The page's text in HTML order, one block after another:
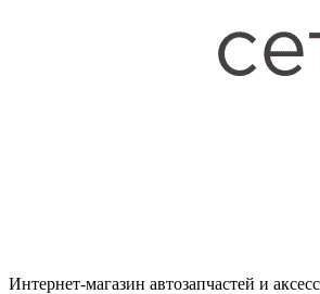
Интернет-магазин автозапчастей и